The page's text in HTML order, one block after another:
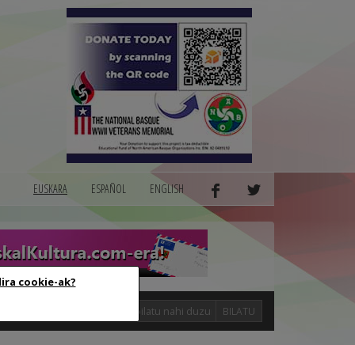
cookie-ak?
EUSKARA ESPAÑOL ENGLISH
BILATU